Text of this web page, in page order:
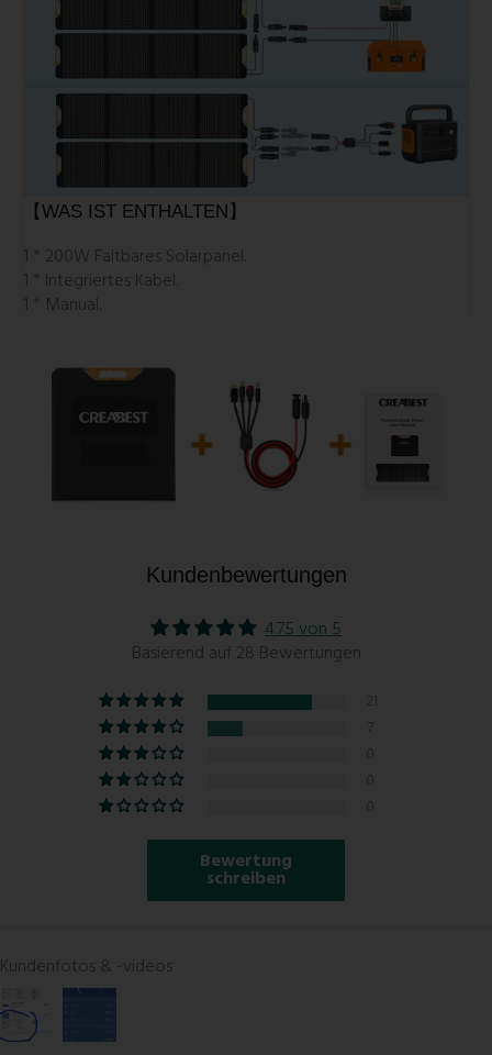
【WAS IST ENTHALTEN】
1 * 200W Faltbares Solarpanel.
1 * Integriertes Kabel.
1 * Manual.
Kundenbewertungen
4.75 von 5
Basierend auf 28 Bewertungen
21
7
Bewertung
schreiben
Kundenfotos & -videos